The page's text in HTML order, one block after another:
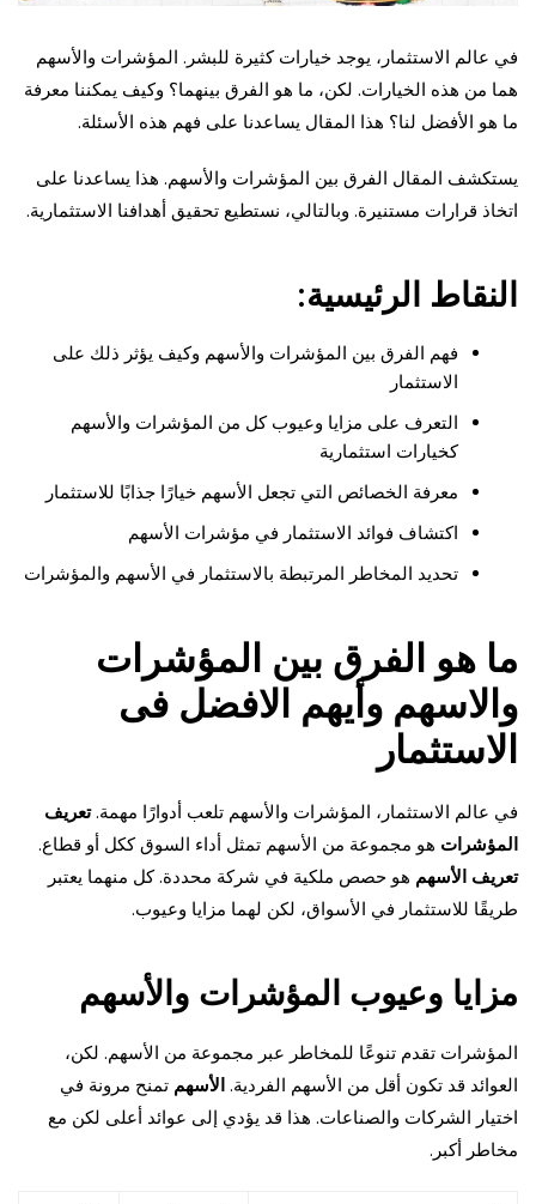
في عالم الاستثمار، يوجد خيارات كثيرة للبشر. المؤشرات والأسهم
هما من هذه الخيارات. لكن، ما هو الفرق بينهما؟ وكيف يمكننا معرفة
ما هو الأفضل لنا؟ هذا المقال يساعدنا على فهم هذه الأسئلة.
يستكشف المقال الفرق بين المؤشرات والأسهم. هذا يساعدنا على
اتخاذ قرارات مستنيرة. وبالتالي، نستطيع تحقيق أهدافنا الاستثمارية.
النقاط الرئيسية:
فهم الفرق بين المؤشرات والأسهم وكيف يؤثر ذلك على
الاستثمار
التعرف على مزايا وعيوب كل من المؤشرات والأسهم
كخيارات استثمارية
معرفة الخصائص التي تجعل الأسهم خيارًا جذابًا للاستثمار
اكتشاف فوائد الاستثمار في مؤشرات الأسهم
تحديد المخاطر المرتبطة بالاستثمار في الأسهم والمؤشرات
ما هو الفرق بين المؤشرات
والاسهم وأيهم الافضل فى
الاستثمار
في عالم الاستثمار، المؤشرات والأسهم تلعب أدوارًا مهمة.تعريف
المؤشرات هو مجموعة من الأسهم تمثل أداء السوق ككل أو قطاع.
تعريف الأسهم هو حصص ملكية في شركة محددة. كل منهما يعتبر
طريقًا للاستثمار في الأسواق، لكن لهما مزايا وعيوب.
مزايا وعيوب المؤشرات والأسهم
المؤشرات تقدم تنوعًا للمخاطر عبر مجموعة من الأسهم. لكن،
العوائد قد تكون أقل من الأسهم الفردية. الأسهم تمنح مرونة في
اختيار الشركات والصناعات. هذا قد يؤدي إلى عوائد أعلى لكن مع
مخاطر أكبر.